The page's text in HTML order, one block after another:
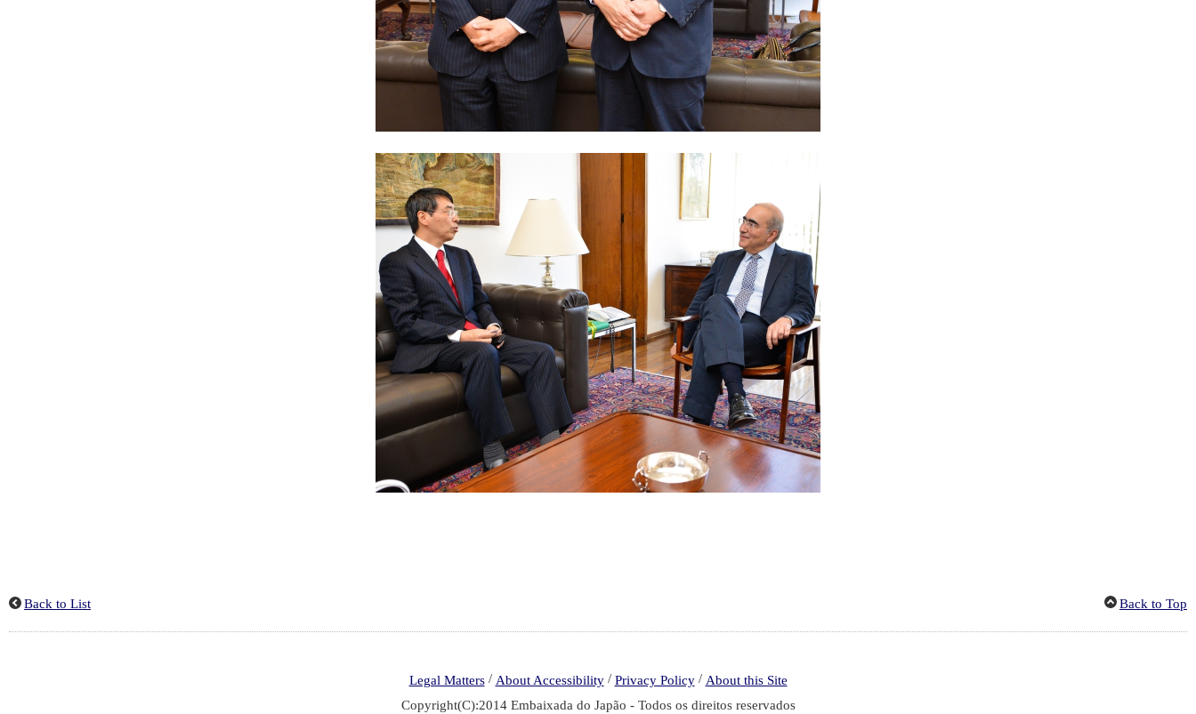
Back to List Back to Top
Legal Matters / About Accessibility / Privacy Policy / About this Site
Copyright(C):2014 Embaixada do Japão - Todos os direitos reservados